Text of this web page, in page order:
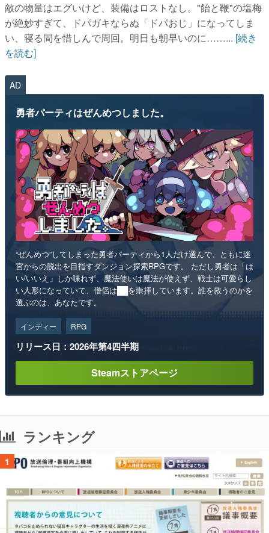
敵の物量はエグいけど、装備はロストなし。"飴と鞭"の塩梅
が絶妙すぎて、ドパガキならぬ「ドパおじ」になってしま
い、寝る間を惜しんで周回。明日も朝早いのに……... [続き
を読む]
AD
勇者パーティはぜんめつしました。
“ぜんめつ”してしまった勇者パーティから1人だけ選んで、ともに迷
宮からの脱出を目指すダンジョン探索RPGです。 ただし勇者は「は
い/いいえ」しか喋れず、魔法使いは魔法が使えず、戦士は可愛らし
い人形になっていて、僧侶は██を崇拝しています。誰を救うのかを
選ぶのは、あなたです。
インディー RPG
リリース日：2026年第4四半期
Steamストアページ
ランキング
1